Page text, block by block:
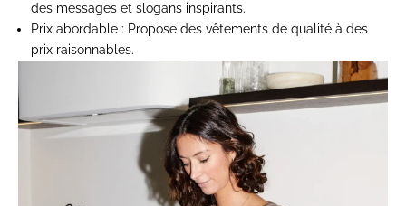
des messages et slogans inspirants.
Prix abordable : Propose des vêtements de qualité à des
prix raisonnables.